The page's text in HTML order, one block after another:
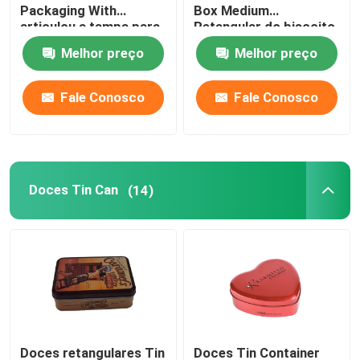
Sobre nós
Visita à fábrica
Contacte-nos
Biscoito Tin Can
Doces Tin Can
Packaging With
articulou a tampa para
projetar
Melhor preço
Fale Conosco
Box Medium
Retangular do biscoito
do vintage
Melhor preço
Fale Conosco
Doces Tin Can (14)
Doces retangulares Tin
Doces Tin Container